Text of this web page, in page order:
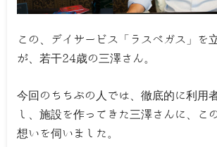
この、デイサービス「ラスベガス」を
が、若干24歳の三澤さん。
今回のちちぶの人では、徹底的に利用
し、施設を作ってきた三澤さんに、こ
想いを伺いました。